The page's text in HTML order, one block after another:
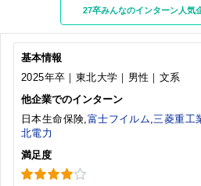
27卒みんなのインターン人気
基本情報
2025年卒｜東北大学｜男性｜文系
他企業でのインターン
日本生命保険,富士フイルム,三菱重工
北電力
満足度